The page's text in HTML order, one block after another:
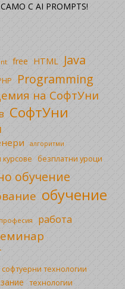
С AI PROMPTS!
free HTML Java
Programming
на СофтУни
СофтУни
алгоритми
безплатни уроци
обучение
обучение
професия работа
софтуерни технологии
технологии